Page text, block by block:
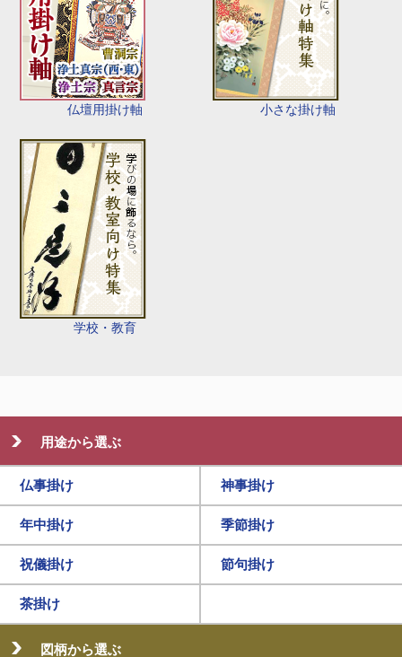
仏壇用掛け軸 小さな掛け軸
学校・教育
用途から選ぶ
仏事掛け 神事掛け
年中掛け 季節掛け
祝儀掛け 節句掛け
茶掛け
図柄から選ぶ